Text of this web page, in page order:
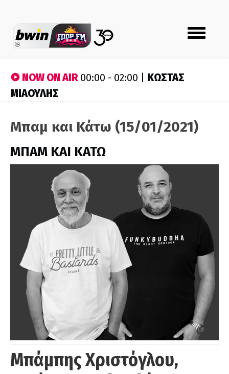
Toggle
navigation
NOW ON AIR00:00 - 02:00 | ΚΩΣΤΑΣ
ΜΙΑΟΥΛΗΣ
Μπαμ και Κάτω (15/01/2021)
ΜΠΑΜ ΚΑΙ ΚΑΤΩ
Μπάμπης Χριστόγλου,